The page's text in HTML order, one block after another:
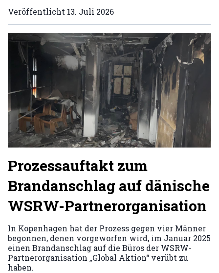
Veröffentlicht 13. Juli 2026
Prozessauftakt zum
Brandanschlag auf dänische
WSRW-Partnerorganisation
In Kopenhagen hat der Prozess gegen vier Männer
begonnen, denen vorgeworfen wird, im Januar 2025
einen Brandanschlag auf die Büros der WSRW-
Partnerorganisation „Global Aktion“ verübt zu
haben.